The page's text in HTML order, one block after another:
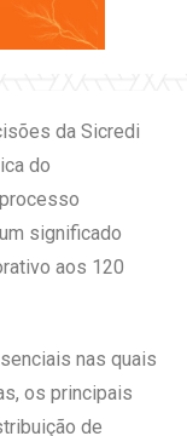
da Sicredi
do
significado
aos 120
nas quais
os principais
de